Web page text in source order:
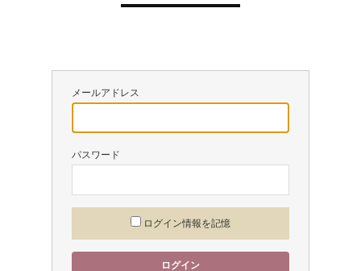
メールアドレス
パスワード
ログイン情報を記憶